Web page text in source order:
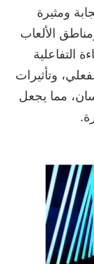
ومثيرة
الألعاب
التفاعلية
وتأثيرات
مما يجعل